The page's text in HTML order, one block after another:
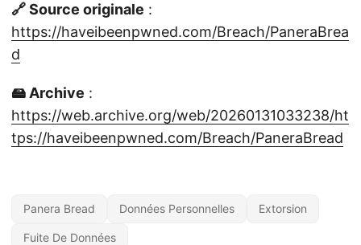
🔗 Source originale :
https://haveibeenpwned.com/Breach/PaneraBrea
d
🖴 Archive :
https://web.archive.org/web/20260131033238/ht
tps://haveibeenpwned.com/Breach/PaneraBread
Panera Bread Données Personnelles Extorsion
Fuite De Données